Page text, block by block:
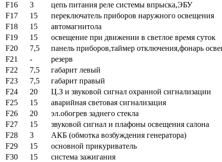
F16
3
цепь питания реле системы впрыска,ЭБУ
F17
15
переключатель приборов наружного освещения
F18
15
автомагнитола
F19
15
освещение при движении в светлое время суток
F20
7,5
панель приборов,таймер отключения,фонарь
F21
-
резерв
F22
7,5
габарит левый
F23
7,5
габарит правый
F24
20
Ц.З и звуковой сигнал охранной сигнализации
F25
15
аварийная световая сигнализация
F26
20
эл.обогрев заднего стекла
F27
15
звуковой сигнал и плафоны освещения салона
F28
3
АКБ (обмотка возбуждения генератора)
F29
15
основной прикуриватель
F30
15
система зажигания